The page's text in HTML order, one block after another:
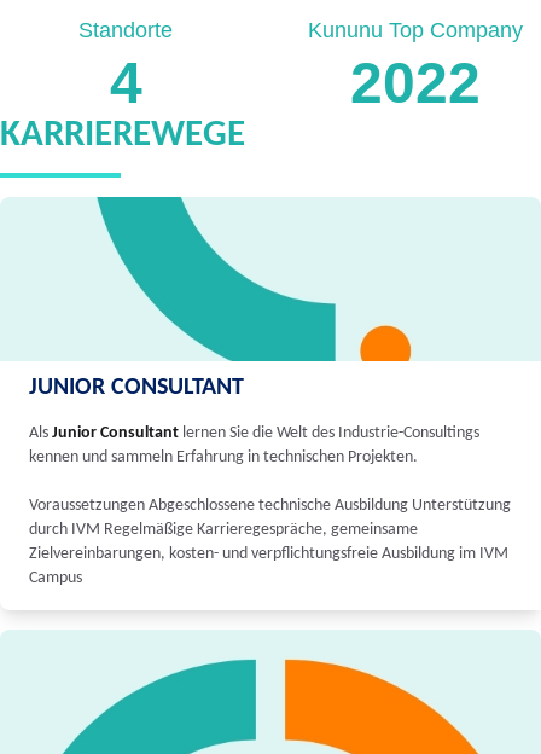
4
Standorte
2022
Kununu Top Company
KARRIEREWEGE
JUNIOR CONSULTANT
Als Junior Consultant lernen Sie die Welt des Industrie-Consultings
kennen und sammeln Erfahrung in technischen Projekten.
Voraussetzungen Abgeschlossene technische Ausbildung Unterstützung
durch IVM Regelmäßige Karrieregespräche, gemeinsame
Zielvereinbarungen, kosten- und verpflichtungsfreie Ausbildung im IVM
Campus